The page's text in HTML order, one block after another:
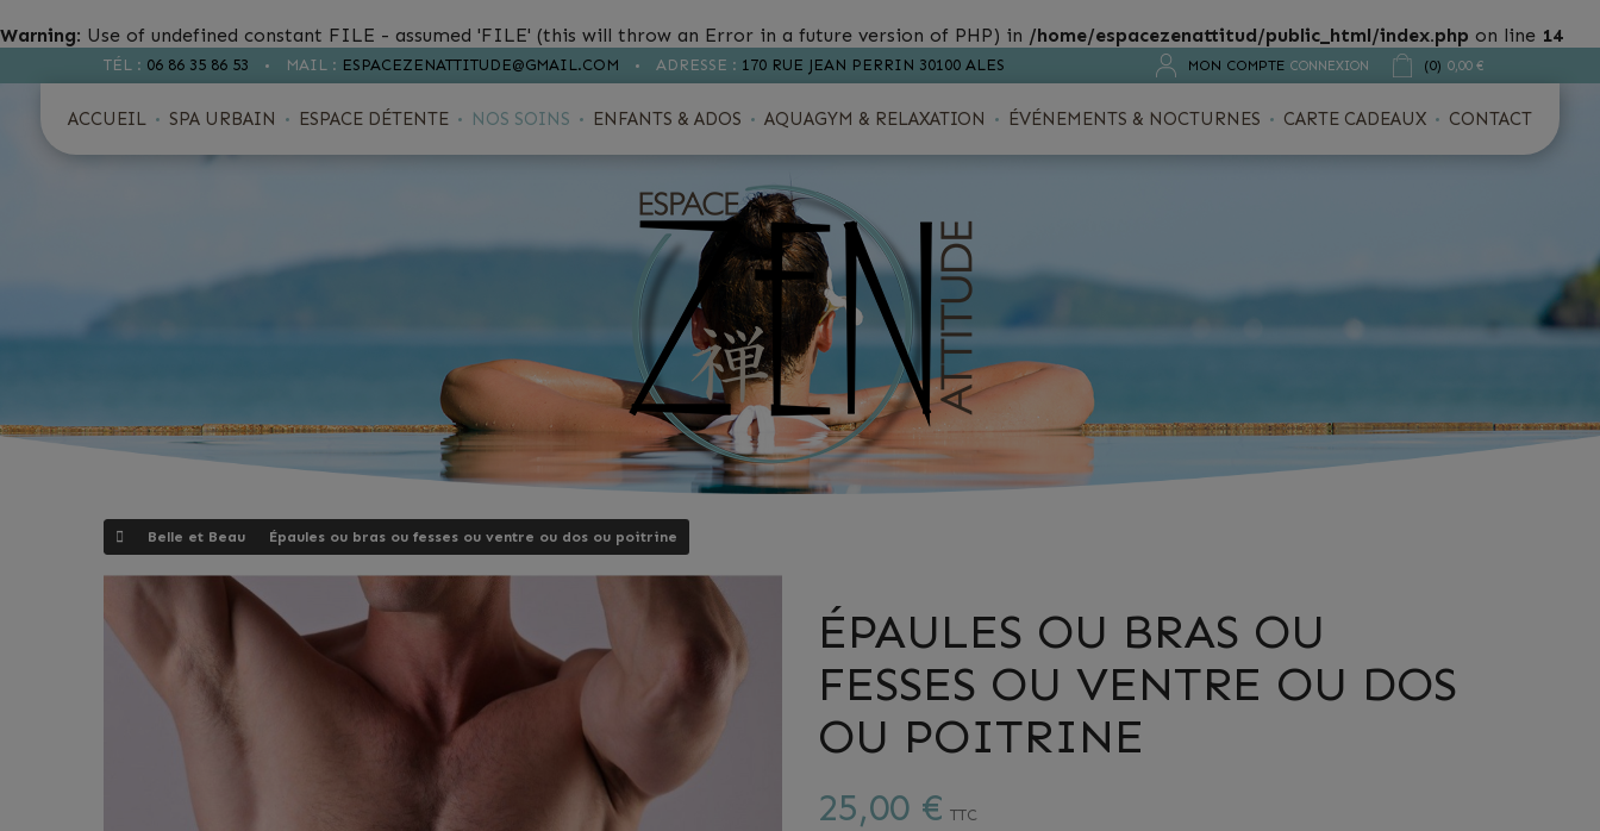
Warning: Use of undefined constant FILE - assumed 'FILE' (this will throw an Error in a future version of PHP) in /home/espacezenattitud/public_html/index.php on line 14
TÉL : 06 86 35 86 53 MAIL : ESPACEZENATTITUDE@GMAIL.COM ADRESSE : 170 RUE JEAN PERRIN 30100 ALES MON COMPTE CONNEXION (0) 0,00 €
ACCUEIL SPA URBAIN ESPACE DÉTENTE NOS SOINS ENFANTS & ADOS AQUAGYM & RELAXATION ÉVÉNEMENTS & NOCTURNES CARTE CADEAUX CONTACT
Belle et Beau Épaules ou bras ou fesses ou ventre ou dos ou poitrine
ÉPAULES OU BRAS OU
FESSES OU VENTRE OU DOS
OU POITRINE
25,00 € TTC